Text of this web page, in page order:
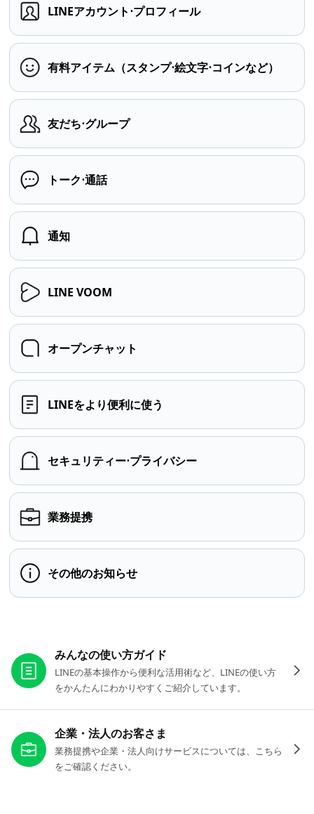
LINEアカウント⋅プロフィール
有料アイテム（スタンプ⋅絵文字⋅コインなど）
友だち⋅グループ
トーク⋅通話
通知
LINE VOOM
オープンチャット
LINEをより便利に使う
セキュリティー⋅プライバシー
業務提携
その他のお知らせ
みんなの使い方ガイド
LINEの基本操作から便利な活用術など、LINEの使い方
をかんたんにわかりやすくご紹介しています。
企業・法人のお客さま
業務提携や企業・法人向けサービスについては、こちら
をご確認ください。